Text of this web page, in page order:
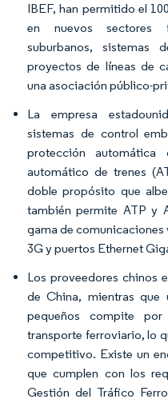
IBEF, han permitido el
en nuevos sectores
suburbanos,
proyectos de líneas de
una asociación público-
La empresa
sistemas de control
protección
automático de trenes
doble propósito que
también permite ATP y
gama de comunicaciones
3G y puertos Ethernet
Los proveedores chinos
de China, mientras que
pequeños compite
transporte ferroviario, lo
competitivo. Existe un
que cumplen con los
Gestión del Tráfico